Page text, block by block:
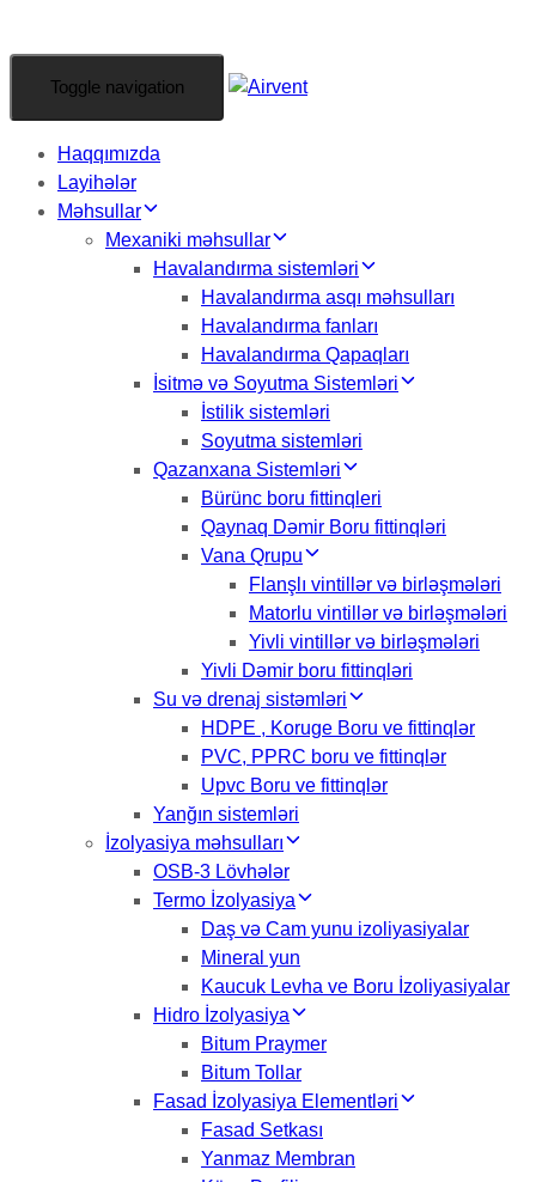
Toggle navigation
Haqqımızda
Layihələr
Məhsullar
Mexaniki məhsullar
Havalandırma sistemləri
Havalandırma asqı məhsulları
Havalandırma fanları
Havalandırma Qapaqları
İsitmə və Soyutma Sistemləri
İstilik sistemləri
Soyutma sistemləri
Qazanxana Sistemləri
Bürünc boru fittinqleri
Qaynaq Dəmir Boru fittinqləri
Vana Qrupu
Flanşlı vintillər və birləşmələri
Matorlu vintillər və birləşmələri
Yivli vintillər və birləşmələri
Yivli Dəmir boru fittinqləri
Su və drenaj sistəmləri
HDPE , Koruge Boru ve fittinqlər
PVC, PPRC boru ve fittinqlər
Upvc Boru ve fittinqlər
Yanğın sistemləri
İzolyasiya məhsulları
OSB-3 Lövhələr
Termo İzolyasiya
Daş və Cam yunu izoliyasiyalar
Mineral yun
Kaucuk Levha ve Boru İzoliyasiyalar
Hidro İzolyasiya
Bitum Praymer
Bitum Tollar
Fasad İzolyasiya Elementləri
Fasad Setkası
Yanmaz Membran